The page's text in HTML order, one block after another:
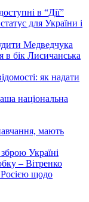
в “Дії”
для України і
Медведчука
в бік Лисичанська
як надати
національна
мають
Україні
– Вітренко
Росією щодо